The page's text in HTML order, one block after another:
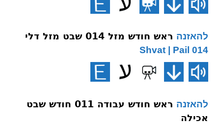
להאזנה ראש חודש מזל 014 שבט מזל דלי
014 Shvat | Pail
להאזנה
ראש חודש עבודה 011 חודש שבט
אכילה